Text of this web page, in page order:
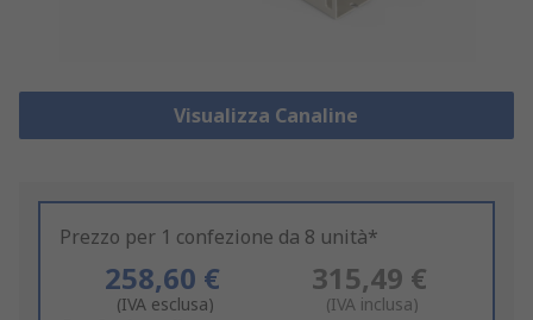
Visualizza Canaline
Prezzo per 1 confezione da 8 unità*
258,60 €
(IVA esclusa)
315,49 €
(IVA inclusa)